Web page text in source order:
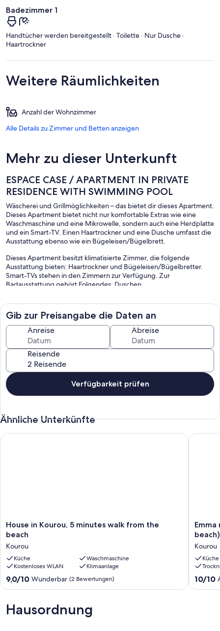
Badezimmer 1
Handtücher werden bereitgestellt · Toilette · Nur Dusche ·
Haartrockner
Weitere Räumlichkeiten
Anzahl der Wohnzimmer
Alle Details zu Zimmer und Betten anzeigen
Mehr zu dieser Unterkunft
ESPACE CASE / APARTMENT IN PRIVATE
RESIDENCE WITH SWIMMING POOL
Wäscherei und Grillmöglichkeiten – das bietet dir dieses Apartment.
Dieses Apartment bietet nicht nur komfortable Extras wie eine
Waschmaschine und eine Mikrowelle, sondern auch eine Herdplatte
und ein Smart-TV. Einen Haartrockner und eine Dusche umfasst die
Ausstattung ebenso wie ein Bügeleisen/Bügelbrett.
Dieses Apartment besitzt klimatisierte Zimmer, die folgende
Ausstattung bieten: Haartrockner und Bügeleisen/Bügelbretter.
Smart-TVs stehen in den Zimmern zur Verfügung. Zur
Badausstattung gehört Folgendes: Duschen.
Gib zur Preisangabe die Daten an
Anreise Abreise
Reisende
Verfügbarkeit prüfen
Ähnliche Unterkünfte
House
in
5
minutes
walk
from
the
Kourou
House in Kourou, 5 minutes walk from the
beach
Kourou
Küche
Waschmaschine
Kostenloses WLAN
Klimaanlage
9.0
von
Wunderbar,
(2
9,0/10 Wunderbar (2 Bewertungen)
House in Kourou, 5 minutes walk from the beach
Emma
modern
(2-
minute
walk
from
the
Kourou
Küche
10.0
von
10/10
Emma
Hausordnung